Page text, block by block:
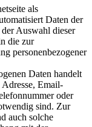
als
Daten der
Auswahl dieser
die zur
personenbezogener
Daten handelt
Email-
oder
sind. Zur
auch solche